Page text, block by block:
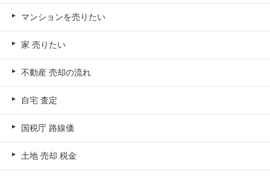
マンションを売りたい
家 売りたい
不動産 売却の流れ
自宅 査定
国税庁 路線価
土地 売却 税金